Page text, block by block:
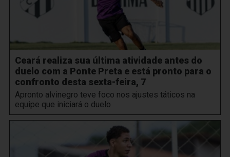
Ceará realiza sua última atividade antes do
duelo com a Ponte Preta e está pronto para o
confronto desta sexta-feira, 7
Apronto alvinegro teve foco nos ajustes táticos na
equipe que iniciará o duelo